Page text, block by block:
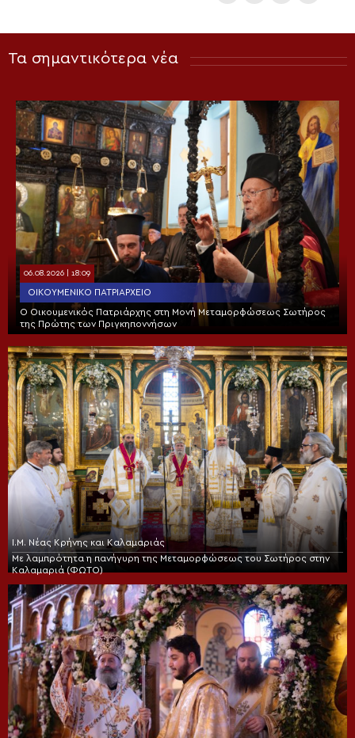
Τα σημαντικότερα νέα
06.08.2026 | 18:09
ΟΙΚΟΥΜΕΝΙΚΌ ΠΑΤΡΙΑΡΧΕΊΟ
Ο Οικουμενικός Πατριάρχης στη Μονή Μεταμορφώσεως Σωτήρος
της Πρώτης των Πριγκηποννήσων
Ι.Μ. Νέας Κρήνης και Καλαμαριάς
Με λαμπρότητα η πανήγυρη της Μεταμορφώσεως του Σωτήρος στην
Καλαμαριά (ΦΩΤΟ)